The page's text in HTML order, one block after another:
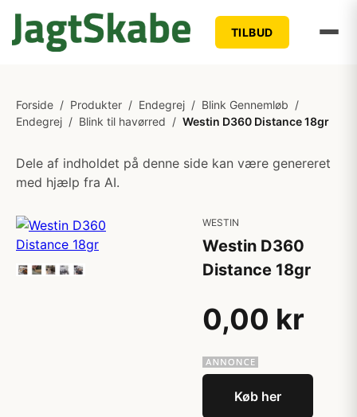
TILBUD
Forside / Produkter / Endegrej / Blink Gennemløb /
Endegrej / Blink til havørred / Westin D360 Distance 18gr
Dele af indholdet på denne side kan være genereret
med hjælp fra AI.
WESTIN
Westin D360
Distance 18gr
0,00 kr
Køb her